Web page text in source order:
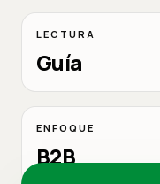
LECTURA
Guía
ENFOQUE
B2B